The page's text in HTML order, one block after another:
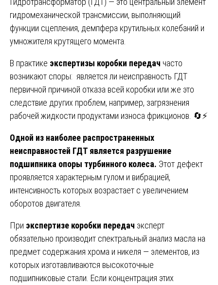
гидромеханической трансмиссии, выполняющий
функции сцепления, демпфера крутильных колебаний и
умножителя крутящего момента.
В практике экспертизы коробки передач часто
возникают споры: является ли неисправность ГДТ
первичной причиной отказа всей коробки или же это
следствие других проблем, например, загрязнения
рабочей жидкости продуктами износа фрикционов. 🔄⚡
Одной из наиболее распространенных
неисправностей ГДТ является разрушение
подшипника опоры турбинного колеса. Этот дефект
проявляется характерным гулом и вибрацией,
интенсивность которых возрастает с увеличением
оборотов двигателя.
При экспертизе коробки передач эксперт
обязательно производит спектральный анализ масла на
предмет содержания хрома и никеля — элементов, из
которых изготавливаются высокоточные
подшипниковые стали. Если концентрация этих